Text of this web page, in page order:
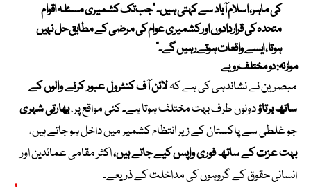
کی ماہر، اسلام آباد سے کہتی ہیں۔ “جب تک کشمیری مسئلہ اقوام
متحدہ کی قراردادوں اور کشمیری عوام کی مرضی کے مطابق حل نہیں
ہوتا، ایسے واقعات ہوتے رہیں گے۔”
موازنہ: دو مختلف رویے
مبصرین نے نشاندہی کی ہے کہلائن آف کنٹرول عبور کرنے والوں کے
ساتھ برتاؤدونوں طرف بہت مختلف ہوتا ہے۔ کئی مواقع پر،بھارتی شہری
جو غلطی سے پاکستان کے زیر انتظام کشمیر میں داخل ہو جاتے ہیں،
بہت عزت کے ساتھ فوری واپس کیے جاتے ہیں،اکثر مقامی عمائدین اور
انسانی حقوق کے گروہوں کی مداخلت کے ذریعے۔